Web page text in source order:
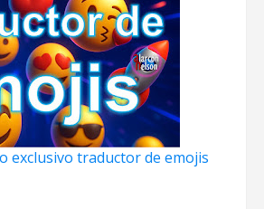
exclusivo traductor de emojis